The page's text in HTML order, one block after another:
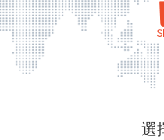
頁
選